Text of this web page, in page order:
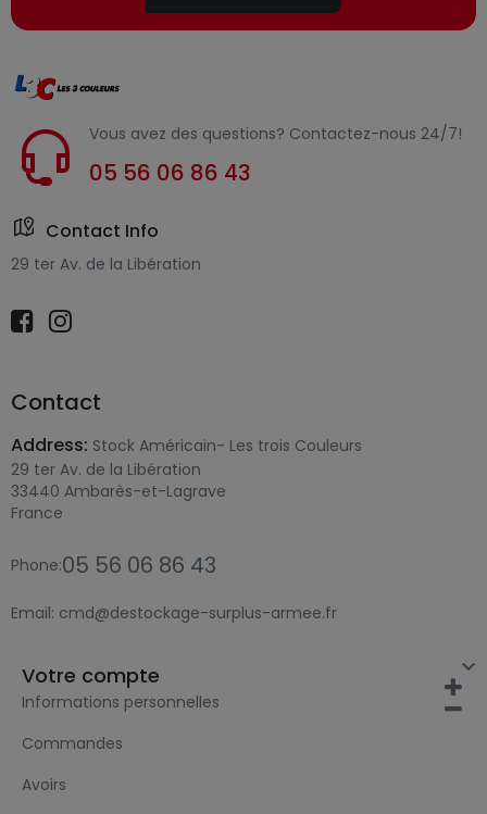
Vous avez des questions? Contactez-nous 24/7!
05 56 06 86 43
Contact Info
29 ter Av. de la Libération
Contact
Address: Stock Américain- Les trois Couleurs
29 ter Av. de la Libération
33440 Ambarès-et-Lagrave
France
Phone:05 56 06 86 43
Email: cmd@destockage-surplus-armee.fr

Votre compte
Informations personnelles
Commandes
Avoirs